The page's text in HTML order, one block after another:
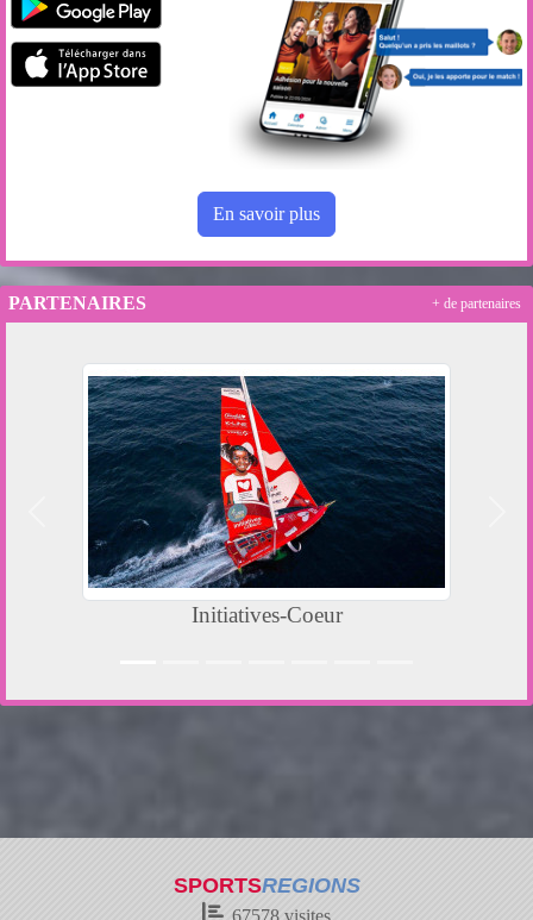
En savoir plus
PARTENAIRES
Initiatives-Coeur
+ de partenaires
SPORTSREGIONS
67578 visites